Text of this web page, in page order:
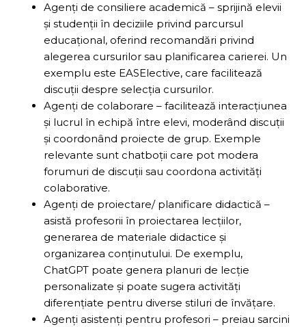
Agenți de consiliere academică – sprijină elevii
și studenții în deciziile privind parcursul
educațional, oferind recomandări privind
alegerea cursurilor sau planificarea carierei. Un
exemplu este EASElective, care facilitează
discuții despre selecția cursurilor.
Agenți de colaborare – facilitează interacțiunea
și lucrul în echipă între elevi, moderând discuții
și coordonând proiecte de grup. Exemple
relevante sunt chatboții care pot modera
forumuri de discuții sau coordona activități
colaborative.
Agenți de proiectare/ planificare didactică –
asistă profesorii în proiectarea lecțiilor,
generarea de materiale didactice și
organizarea conținutului. De exemplu,
ChatGPT poate genera planuri de lecție
personalizate și poate sugera activități
diferențiate pentru diverse stiluri de învățare.
Agenți asistenți pentru profesori – preiau sarcini